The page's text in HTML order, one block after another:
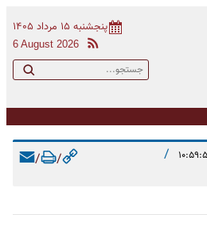
پنجشنبه ۱۵ مرداد ۱۴۰۵
6 August 2026
/
/
/